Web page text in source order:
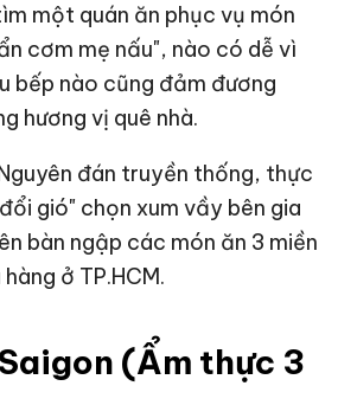
một quán ăn phục vụ món
cơm mẹ nấu", nào có dễ vì
bếp nào cũng đảm đương
hương vị quê nhà.
đán truyền thống, thực
gió" chọn xum vầy bên gia
bàn ngập các món ăn 3 miền
hàng ở TP.HCM.
(Ẩm thực 3